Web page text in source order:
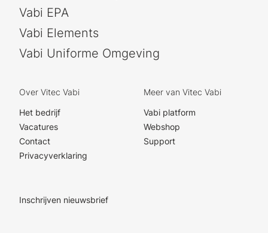
Vabi EPA
Vabi Elements
Vabi Uniforme Omgeving
Over Vitec Vabi
Het bedrijf
Vacatures
Contact
Privacyverklaring
Meer van Vitec Vabi
Vabi platform
Webshop
Support
Inschrijven nieuwsbrief